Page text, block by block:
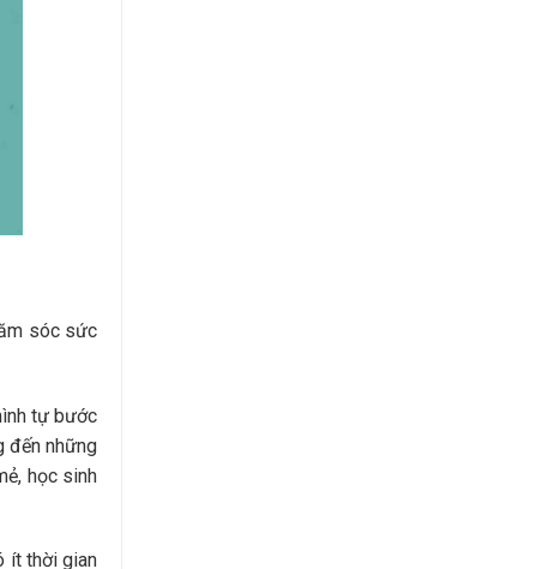
sóc sức
tự bước
đến những
học sinh
ít thời gian